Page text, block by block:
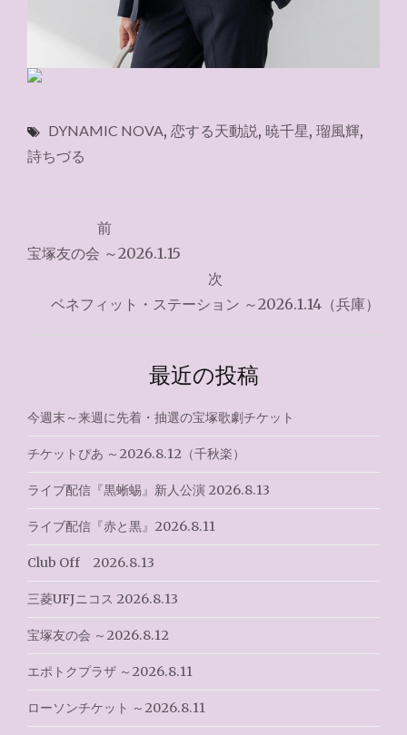
DYNAMIC NOVA, 恋する天動説, 暁千星, 瑠風輝,
詩ちづる
稿
ビ
シ
ョ
ン
前
宝塚友の会 ～2026.1.15
次
ベネフィット・ステーション ～2026.1.14（兵庫）
最近の投稿
今週末～来週に先着・抽選の宝塚歌劇チケット
チケットぴあ ～2026.8.12（千秋楽）
ライブ配信『黒蜥蜴』新人公演 2026.8.13
ライブ配信『赤と黒』2026.8.11
Club Off 2026.8.13
三菱UFJニコス 2026.8.13
宝塚友の会 ～2026.8.12
エポトクプラザ ～2026.8.11
ローソンチケット ～2026.8.11